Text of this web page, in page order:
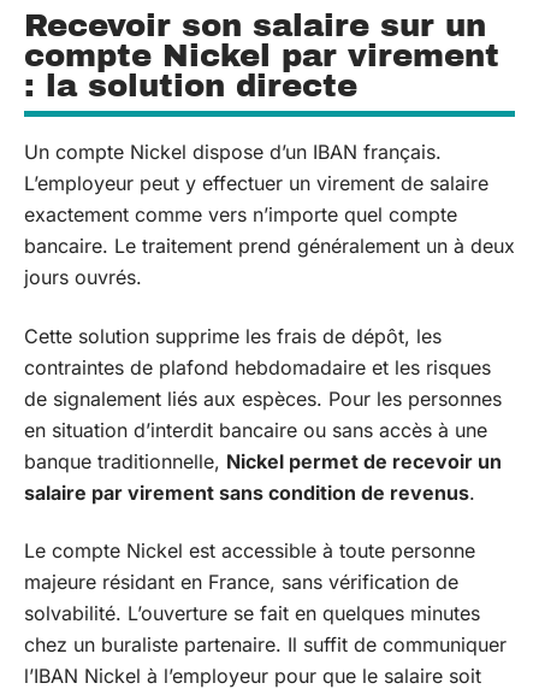
Recevoir son salaire sur un
compte Nickel par virement
: la solution directe
Un compte Nickel dispose d’un IBAN français.
L’employeur peut y effectuer un virement de salaire
exactement comme vers n’importe quel compte
bancaire. Le traitement prend généralement un à deux
jours ouvrés.
Cette solution supprime les frais de dépôt, les
contraintes de plafond hebdomadaire et les risques
de signalement liés aux espèces. Pour les personnes
en situation d’interdit bancaire ou sans accès à une
banque traditionnelle, Nickel permet de recevoir un
salaire par virement sans condition de revenus.
Le compte Nickel est accessible à toute personne
majeure résidant en France, sans vérification de
solvabilité. L’ouverture se fait en quelques minutes
chez un buraliste partenaire. Il suffit de communiquer
l’IBAN Nickel à l’employeur pour que le salaire soit